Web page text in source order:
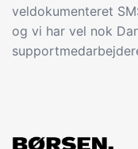
veldokumenteret
og vi har vel nok